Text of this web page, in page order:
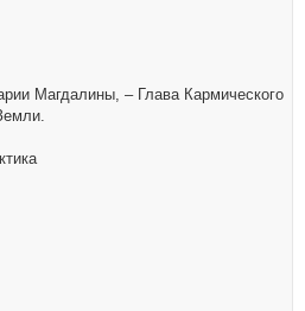
Магдалины, – Глава Кармического